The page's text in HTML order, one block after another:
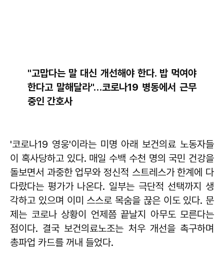
"고맙다는 말 대신 개선해야 한다. 밥 먹여야
한다고 말해달라"…코로나19 병동에서 근무
중인 간호사
'코로나19 영웅'이라는 미명 아래 보건의료 노동자들
이 혹사당하고 있다. 매일 수백 수천 명의 국민 건강을
돌보면서 과중한 업무와 정신적 스트레스가 한계에 다
다랐다는 평가가 나온다. 일부는 극단적 선택까지 생
각하고 있으며 이미 스스로 목숨을 끊은 이도 있다. 문
제는 코로나 상황이 언제쯤 끝날지 아무도 모른다는
점이다. 결국 보건의료노조는 처우 개선을 촉구하며
총파업 카드를 꺼내 들었다.